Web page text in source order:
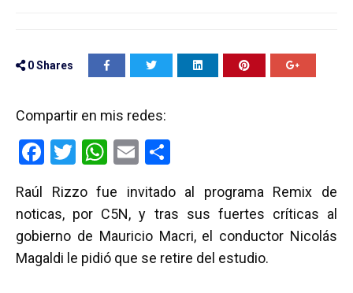
0Shares
Compartir en mis redes:
F
ce
b
o
T
tt
er
W
at
s
A
E
ail m
p
ar
Raúl Rizzo fue invitado al programa Remix de
noticas, por C5N, y tras sus fuertes críticas al
gobierno de Mauricio Macri, el conductor Nicolás
Magaldi le pidió que se retire del estudio.